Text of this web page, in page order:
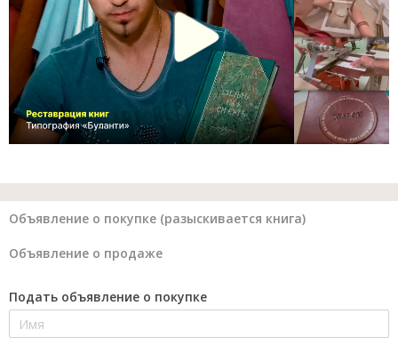
Объявление о покупке (разыскивается книга)
Объявление о продаже
Подать объявление о покупке